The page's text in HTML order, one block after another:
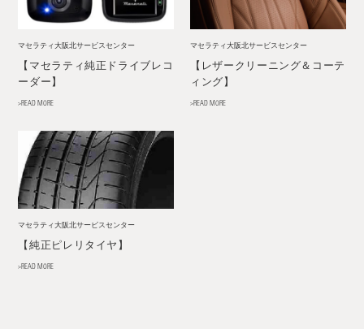
マセラティ大阪北サービスセンター
【マセラティ純正ドライブレコ
ーダー】
>READ MORE
マセラティ大阪北サービスセンター
【レザークリーニング＆コーテ
ィング】
>READ MORE
マセラティ大阪北サービスセンター
【純正ピレリタイヤ】
>READ MORE